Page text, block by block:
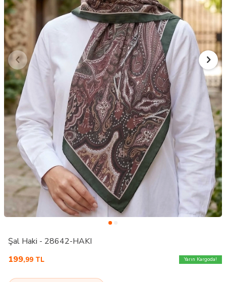
Şal Haki - 28642-HAKI
199,99 TL Yarın Kargoda!